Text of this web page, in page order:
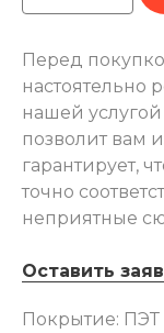
Перед
настоятельно
нашей
позволит вам
гарантирует,
точно
неприятные
Оставить
Покрытие: ПЭТ